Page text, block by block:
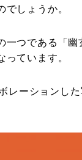
しょうか。
つである「
ています。
レーションし